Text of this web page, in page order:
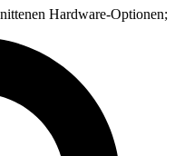
Hardware-Optionen;